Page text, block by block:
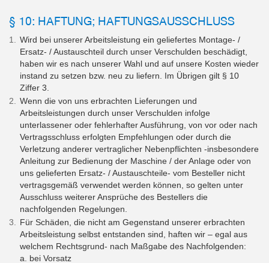
§ 10: HAFTUNG; HAFTUNGSAUSSCHLUSS
Wird bei unserer Arbeitsleistung ein geliefertes Montage- /
Ersatz- / Austauschteil durch unser Verschulden beschädigt,
haben wir es nach unserer Wahl und auf unsere Kosten wieder
instand zu setzen bzw. neu zu liefern. Im Übrigen gilt § 10
Ziffer 3.
Wenn die von uns erbrachten Lieferungen und
Arbeitsleistungen durch unser Verschulden infolge
unterlassener oder fehlerhafter Ausführung, von vor oder nach
Vertragsschluss erfolgten Empfehlungen oder durch die
Verletzung anderer vertraglicher Nebenpflichten -insbesondere
Anleitung zur Bedienung der Maschine / der Anlage oder von
uns gelieferten Ersatz- / Austauschteile- vom Besteller nicht
vertragsgemäß verwendet werden können, so gelten unter
Ausschluss weiterer Ansprüche des Bestellers die
nachfolgenden Regelungen.
Für Schäden, die nicht am Gegenstand unserer erbrachten
Arbeitsleistung selbst entstanden sind, haften wir – egal aus
welchem Rechtsgrund- nach Maßgabe des Nachfolgenden:
a. bei Vorsatz